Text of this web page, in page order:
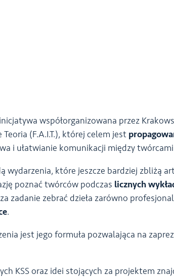
współorganizowana przez
(F.A.I.T.), której celem jest
i ułatwianie komunikacji między
wydarzenia, które jeszcze bardziej zbliżą
poznać twórców podczas licznych
zadanie zebrać dzieła zarówno
.
jest jego formuła pozwalająca na
KSS oraz idei stojących za projektem